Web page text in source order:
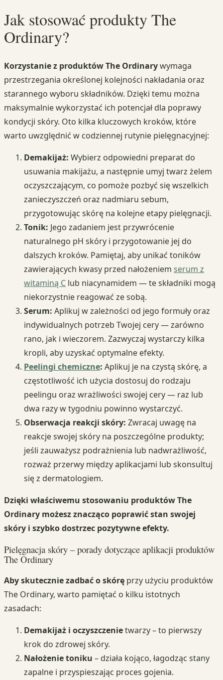
Jak stosować produkty The
Ordinary?
Korzystanie z produktów The Ordinarywymaga
przestrzegania określonej kolejności nakładania oraz
starannego wyboru składników. Dzięki temu można
maksymalnie wykorzystać ich potencjał dla poprawy
kondycji skóry. Oto kilka kluczowych kroków, które
warto uwzględnić w codziennej rutynie pielęgnacyjnej:
Demakijaż: Wybierz odpowiedni preparat do
usuwania makijażu, a następnie umyj twarz żelem
oczyszczającym, co pomoże pozbyć się wszelkich
zanieczyszczeń oraz nadmiaru sebum,
przygotowując skórę na kolejne etapy pielęgnacji.
Tonik: Jego zadaniem jest przywrócenie
naturalnego pH skóry i przygotowanie jej do
dalszych kroków. Pamiętaj, aby unikać toników
zawierających kwasy przed nałożeniem serum z
witaminą C lub niacynamidem — te składniki mogą
niekorzystnie reagować ze sobą.
Serum: Aplikuj w zależności od jego formuły oraz
indywidualnych potrzeb Twojej cery — zarówno
rano, jak i wieczorem. Zazwyczaj wystarczy kilka
kropli, aby uzyskać optymalne efekty.
Peelingi chemiczne: Aplikuj je na czystą skórę, a
częstotliwość ich użycia dostosuj do rodzaju
peelingu oraz wrażliwości swojej cery — raz lub
dwa razy w tygodniu powinno wystarczyć.
Obserwacja reakcji skóry: Zwracaj uwagę na
reakcje swojej skóry na poszczególne produkty;
jeśli zauważysz podrażnienia lub nadwrażliwość,
rozważ przerwy między aplikacjami lub skonsultuj
się z dermatologiem.
Dzięki właściwemu stosowaniu produktów The
Ordinary możesz znacząco poprawić stan swojej
skóry i szybko dostrzec pozytywne efekty.
Pielęgnacja skóry – porady dotyczące aplikacji produktów
The Ordinary
Aby skutecznie zadbać o skórę przy użyciu produktów
The Ordinary, warto pamiętać o kilku istotnych
zasadach:
Demakijaż i oczyszczenietwarzy – to pierwszy
krok do zdrowej skóry.
Nałożenie toniku – działa kojąco, łagodząc stany
zapalne i przyspieszając proces gojenia.